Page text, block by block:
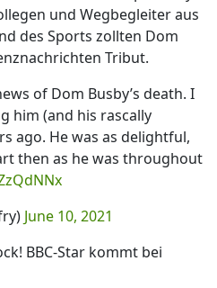
und Wegbegleiter aus
des Sports zollten Dom
Tribut.
of Dom Busby’s death. I
him (and his rascally
ago. He was as delightful,
then as he was throughout
June 10, 2021
BBC-Star kommt bei